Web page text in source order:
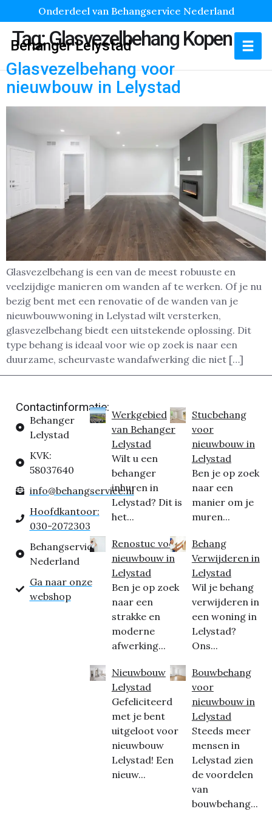
Onderdeel van Behangservice Nederland
Behanger Lelystad
Tag:Glasvezelbehang Kopen
Glasvezelbehang voor
nieuwbouw in Lelystad
Glasvezelbehang is een van de meest robuuste en
veelzijdige manieren om wanden af te werken. Of je nu
bezig bent met een renovatie of de wanden van je
nieuwbouwwoning in Lelystad wilt versterken,
glasvezelbehang biedt een uitstekende oplossing. Dit
type behang is ideaal voor wie op zoek is naar een
duurzame, scheurvaste wandafwerking die niet […]
Contactinformatie:
Behanger
Lelystad
KVK:
58037640
info@behangservice.nl
Hoofdkantoor:
030-2072303
Behangservice
Nederland
Ga naar onze
webshop
Werkgebied
van Behanger
Lelystad
Wilt u een
behanger
inhuren in
Lelystad? Dit is
het...
Renostuc voor
nieuwbouw in
Lelystad
Ben je op zoek
naar een
strakke en
moderne
afwerking...
Nieuwbouw
Lelystad
Gefeliciteerd
met je bent
uitgeloot voor
nieuwbouw
Lelystad! Een
nieuw...
Stucbehang
voor
nieuwbouw in
Lelystad
Ben je op zoek
naar een
manier om je
muren...
Behang
Verwijderen in
Lelystad
Wil je behang
verwijderen in
een woning in
Lelystad?
Ons...
Bouwbehang
voor
nieuwbouw in
Lelystad
Steeds meer
mensen in
Lelystad zien
de voordelen
van
bouwbehang...